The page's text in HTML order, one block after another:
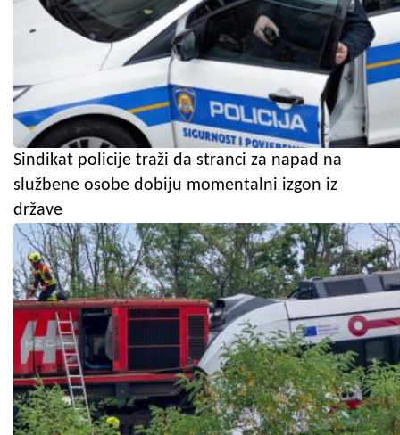
Sindikat policije traži da stranci za napad na
službene osobe dobiju momentalni izgon iz
države